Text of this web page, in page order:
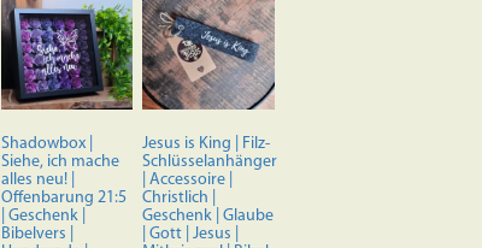
Shadowbox |
Siehe, ich mache
alles neu! |
Offenbarung 21:5
| Geschenk |
Bibelvers |
Jesus is King | Filz-
Schlüsselanhänger
| Accessoire |
Christlich |
Geschenk | Glaube
| Gott | Jesus |